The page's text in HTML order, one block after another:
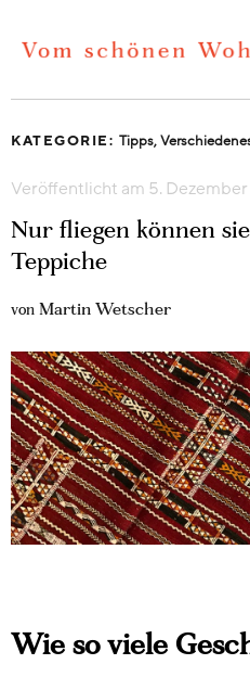
KATEGORIE: Tipps,
Veröffentlicht am 5.
Nur fliegen können
Teppiche
von Martin Wetscher
Wie so viele